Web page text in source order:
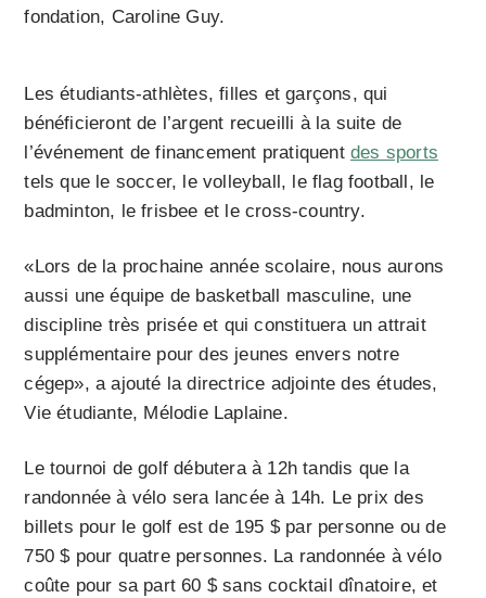
fondation, Caroline Guy.
Les étudiants-athlètes, filles et garçons, qui
bénéficieront de l’argent recueilli à la suite de
l’événement de financement pratiquentdes sports
tels que le soccer, le volleyball, le flag football, le
badminton, le frisbee et le cross-country.
«Lors de la prochaine année scolaire, nous aurons
aussi une équipe de basketball masculine, une
discipline très prisée et qui constituera un attrait
supplémentaire pour des jeunes envers notre
cégep», a ajouté la directrice adjointe des études,
Vie étudiante, Mélodie Laplaine.
Le tournoi de golf débutera à 12h tandis que la
randonnée à vélo sera lancée à 14h. Le prix des
billets pour le golf est de 195 $ par personne ou de
750 $ pour quatre personnes. La randonnée à vélo
coûte pour sa part 60 $ sans cocktail dînatoire, et